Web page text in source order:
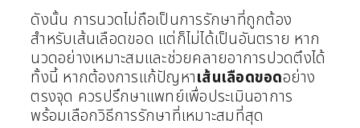
ดังนั้น การนวดไม่ถือเป็นการรักษาที่ถูกต้อง
สำหรับเส้นเลือดขอด แต่ก็ไม่ได้เป็นอันตราย หาก
นวดอย่างเหมาะสมและช่วยคลายอาการปวดตึงได้
ทั้งนี้ หากต้องการแก้ปัญหาเส้นเลือดขอดอย่าง
ตรงจุด ควรปรึกษาแพทย์เพื่อประเมินอาการ
พร้อมเลือกวิธีการรักษาที่เหมาะสมที่สุด